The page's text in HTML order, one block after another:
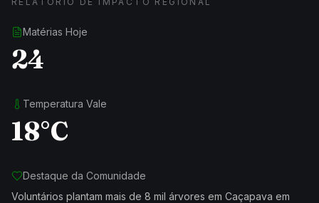
Matérias Hoje
24
Temperatura Vale
18°C
Destaque da Comunidade
Voluntários plantam mais de 8 mil árvores em Caçapava em